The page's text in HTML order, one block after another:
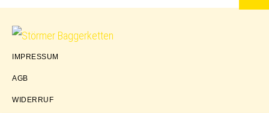
Störmer
IMPRESSUM
AGB
WIDERRUF